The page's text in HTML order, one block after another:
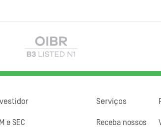
e SEC
Serviços
Receba nossos